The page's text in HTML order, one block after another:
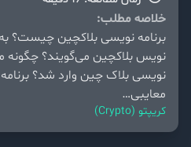
خلاصه مطلب:
برنامه نویسی بلاکچین چیست؟
نویس بلاکچین می‌گویند؟ چگونه
نویسی بلاک چین وارد شد؟
معایبی…
کریپتو (Crypto)